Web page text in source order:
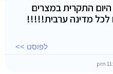
התקרית במצרים
לכל מדינה ערבית!!!!!
לפוסט >>